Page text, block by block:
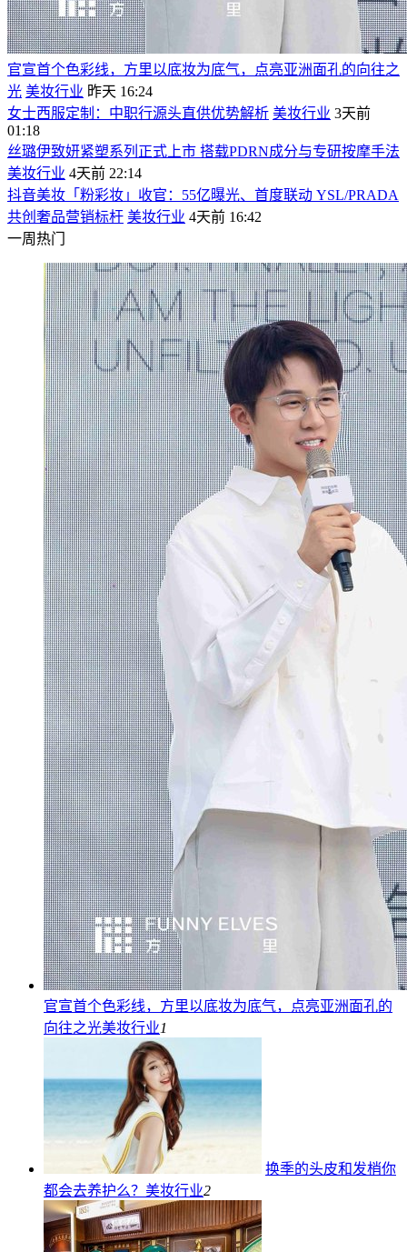
官宣首个色彩线，方里以底妆为底气，点亮亚洲面孔的向往之
光 美妆行业 昨天 16:24
女士西服定制：中职行源头直供优势解析 美妆行业 3天前
01:18
丝璐伊致妍紧塑系列正式上市 搭载PDRN成分与专研按摩手法
美妆行业 4天前 22:14
抖音美妆「粉彩妆」收官：55亿曝光、首度联动 YSL/PRADA
共创奢品营销标杆 美妆行业 4天前 16:42
一周热门
官宣首个色彩线，方里以底妆为底气，点亮亚洲面孔的
向往之光美妆行业1
换季的头皮和发梢你
都会去养护么？ 美妆行业2